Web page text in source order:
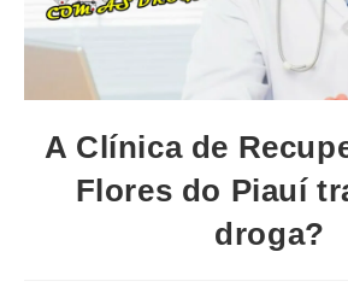
A Clínica de
Flores do Piauí
droga?